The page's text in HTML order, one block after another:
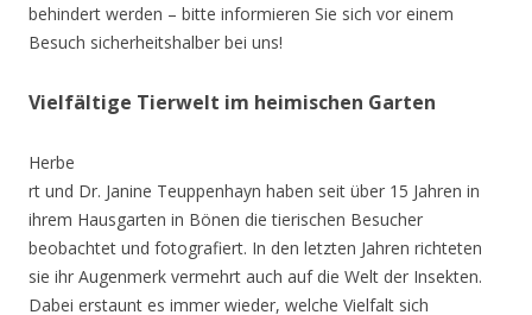
behindert werden – bitte informieren Sie sich vor einem
Besuch sicherheitshalber bei uns!
Vielfältige Tierwelt im heimischen Garten
Herbe
rt und Dr. Janine Teuppenhayn haben seit über 15 Jahren in
ihrem Hausgarten in Bönen die tierischen Besucher
beobachtet und fotografiert. In den letzten Jahren richteten
sie ihr Augenmerk vermehrt auch auf die Welt der Insekten.
Dabei erstaunt es immer wieder, welche Vielfalt sich